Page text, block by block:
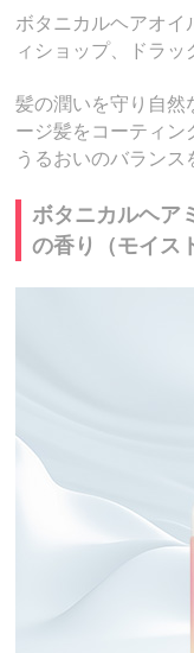
ボタニカルヘアオイ
ィショップ、ドラ
髪の潤いを守り自然
ージ髪をコーティン
うるおいのバラン
ボタニカルヘア
の香り（モイス